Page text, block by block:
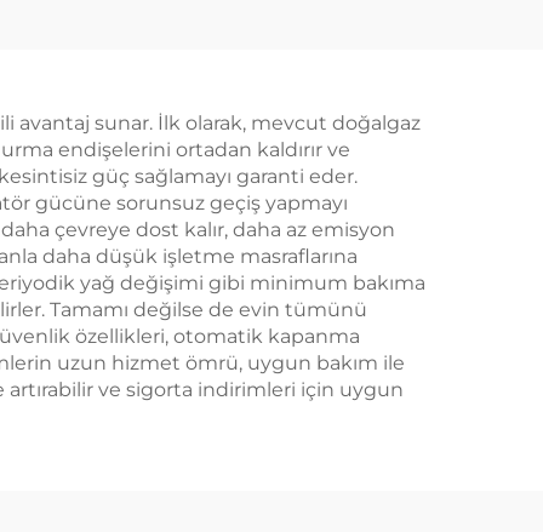
avantaj sunar. İlk olarak, mevcut doğalgaz
endişelerini ortadan kaldırır ve
güç sağlamayı garanti eder.
gücüne sorunsuz geçiş yapmayı
çevreye dost kalır, daha az emisyon
daha düşük işletme masraflarına
yağ değişimi gibi minimum bakıma
Tamamı değilse de evin tümünü
özellikleri, otomatik kapanma
uzun hizmet ömrü, uygun bakım ile
artırabilir ve sigorta indirimleri için uygun